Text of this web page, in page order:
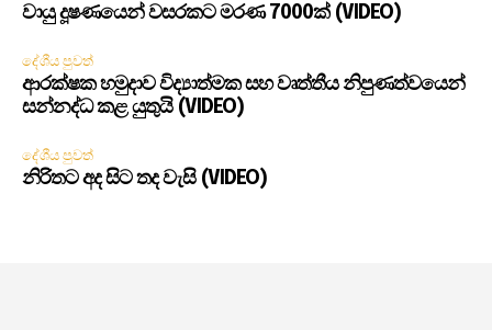
වායු දූෂණයෙන් වසරකට මරණ 7000ක් (VIDEO)
දේශීය පුවත්
ආරක්ෂක හමුදාව විද්‍යාත්මක සහ වෘත්තීය නිපුණත්වයෙන්
සන්නද්ධ කළ යුතුයි (VIDEO)
දේශීය පුවත්
නිරිතට අද සිට තද වැසි (VIDEO)